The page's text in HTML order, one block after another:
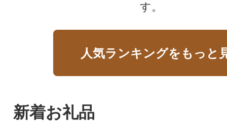
す。
人気ランキングをもっと
新着お礼品